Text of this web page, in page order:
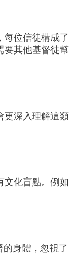
每位信徒構成了
要其他基督徒幫
更深入理解這類
文化盲點。例如
身體，忽視了